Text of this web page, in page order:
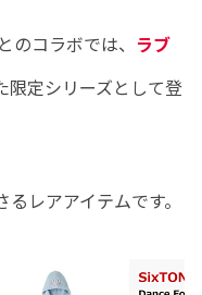
のコラボでは、 ラブ
限定シリーズとして登
レアアイテムです。